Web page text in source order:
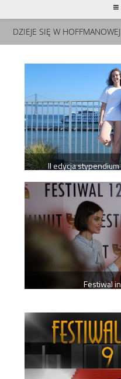
DZIEJE SIĘ W HOFFMANOWEJ
II edycja
Festiwal